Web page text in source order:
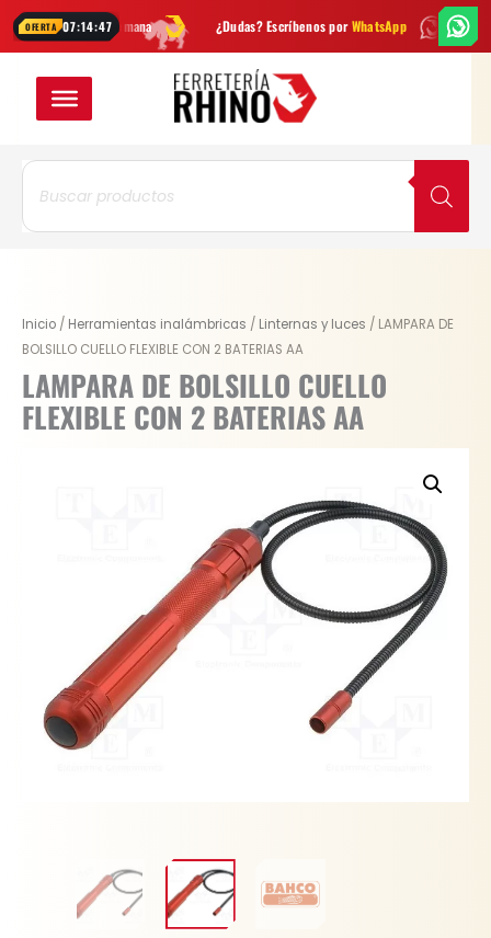
OFERTA 07:14:46
cada semana ¿Dudas? Escríbenos porWhatsApp Envío GRATIS
Búsqueda
productos
Inicio / Herramientas inalámbricas / Linternas y luces / LAMPARA DE
BOLSILLO CUELLO FLEXIBLE CON 2 BATERIAS AA
LAMPARA DE BOLSILLO CUELLO
FLEXIBLE CON 2 BATERIAS AA
LAMPARA
DE
BOLSILLO
CUELLO
FLEXIBLE